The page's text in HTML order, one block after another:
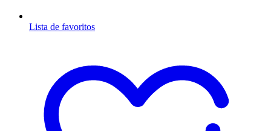
Lista de favoritos